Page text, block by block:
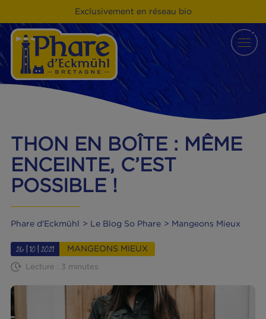
Exclusivement en réseau bio
THON EN BOÎTE :
ENCEINTE, C’EST
POSSIBLE !
Phare d'Eckmühl Le Blog So Phare
Lecture : 3 minutes